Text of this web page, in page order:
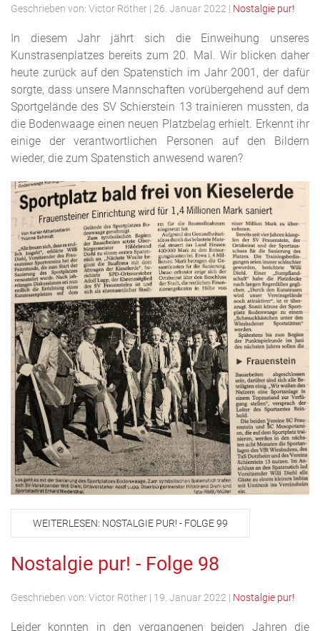
Geschrieben von: Victor Röther | 26. Januar 2022 | Nostalgie pur!
In diesem Jahr jährt sich die Einweihung unseres
Kunstrasenplatzes bereits zum 20. Mal. Wir blicken daher
heute zurück auf den Spatenstich im Jahr 2001, der dafür
sorgte, dass unsere Mannschaften vorübergehend auf dem
Sportgelände des SV Schierstein 13 trainieren mussten, da
die Bodenwaage einen neuen Platzbelag erhielt. Erkennt ihr
einige der verantwortlichen Personen auf den Bildern
wieder, die zum Spatenstich anwesend waren?
WEITERLESEN: NOSTALGIE PUR! - FOLGE 99
Nostalgie pur! - Folge 98
Geschrieben von: Victor Röther | 19. Januar 2022 | Nostalgie pur!
Leider konnten in den vergangenen beiden Jahren die